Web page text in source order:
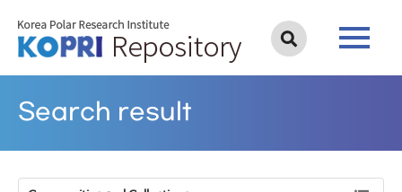
Search result